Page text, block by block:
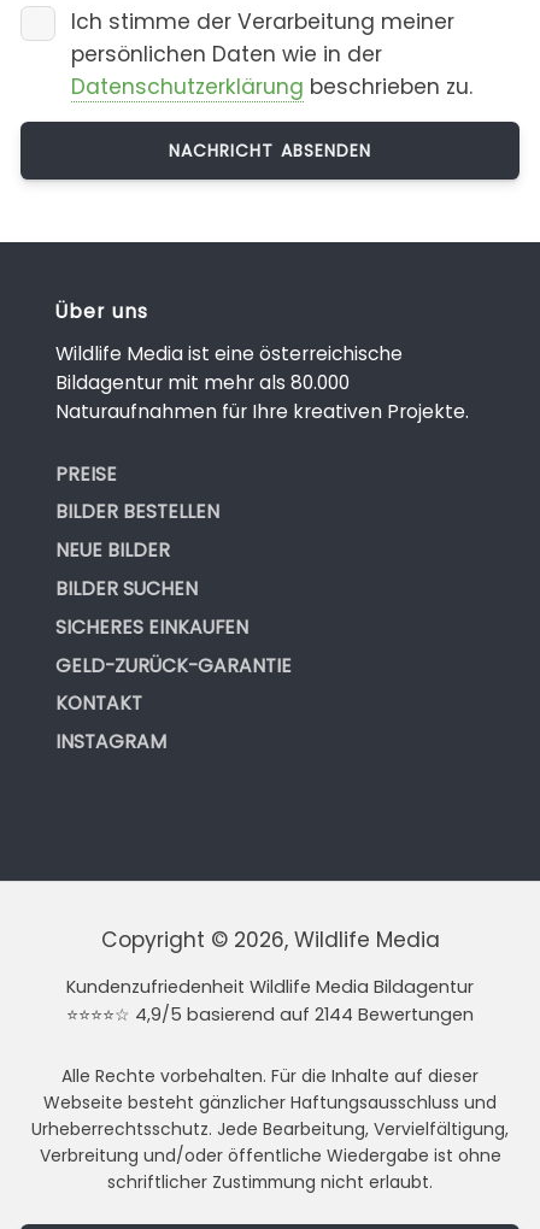
Ich stimme der Verarbeitung meiner
persönlichen Daten wie in der
Datenschutzerklärung beschrieben zu.
Über uns
Wildlife Media ist eine österreichische
Bildagentur mit mehr als 80.000
Naturaufnahmen für Ihre kreativen Projekte.
PREISE
BILDER BESTELLEN
NEUE BILDER
BILDER SUCHEN
SICHERES EINKAUFEN
GELD-ZURÜCK-GARANTIE
KONTAKT
INSTAGRAM
Copyright © 2026, Wildlife Media
Kundenzufriedenheit Wildlife Media Bildagentur
⭐⭐⭐⭐☆ 4,9/5 basierend auf 2144 Bewertungen
Alle Rechte vorbehalten. Für die Inhalte auf dieser
Webseite besteht gänzlicher Haftungsausschluss und
Urheberrechtsschutz. Jede Bearbeitung, Vervielfältigung,
Verbreitung und/oder öffentliche Wiedergabe ist ohne
schriftlicher Zustimmung nicht erlaubt.